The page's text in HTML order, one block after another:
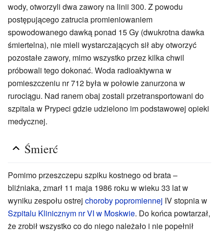
wody, otworzyli dwa zawory na linii 300. Z powodu
postępującego zatrucia promieniowaniem
spowodowanego dawką ponad 15 Gy (dwukrotna dawka
śmiertelna), nie mieli wystarczających sił aby otworzyć
pozostałe zawory, mimo wszystko przez kilka chwil
próbowali tego dokonać. Woda radioaktywna w
pomieszczeniu nr 712 była w połowie zanurzona w
rurociągu. Nad ranem obaj zostali przetransportowani do
szpitala w Prypeci gdzie udzielono im podstawowej opieki
medycznej.
Śmierć
Pomimo przeszczepu szpiku kostnego od brata –
bliźniaka, zmarł 11 maja 1986 roku w wieku 33 lat w
wyniku zespołu ostrej choroby popromiennej IV stopnia w
Szpitalu Klinicznym nr VI w Moskwie. Do końca powtarzał,
że zrobił wszystko co do niego należało i nie popełnił